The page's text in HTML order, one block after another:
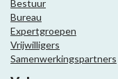
Bestuur
Bureau
Expertgroepen
Vrijwilligers
Samenwerkingspartners